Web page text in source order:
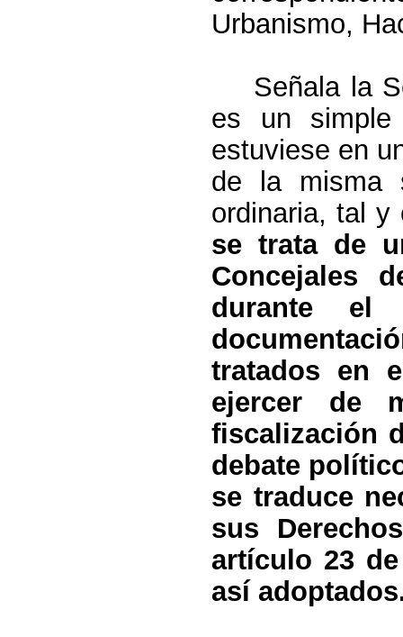
Urbanismo,
Señala la
es un simple
estuviese en
de la misma
ordinaria, tal y
se trata de
Concejales
durante el
tratados en
ejercer de
fiscalización
debate
se traduce
sus
artículo 23
así